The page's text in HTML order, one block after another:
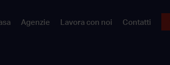
Agenzie Lavora con noi Contatti